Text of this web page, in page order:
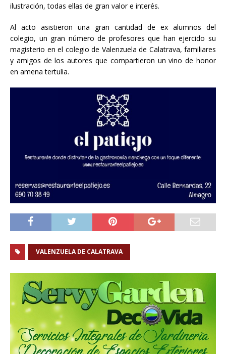
ilustración, todas ellas de gran valor e interés.
Al acto asistieron una gran cantidad de ex alumnos del
colegio, un gran número de profesores que han ejercido su
magisterio en el colegio de Valenzuela de Calatrava, familiares
y amigos de los autores que compartieron un vino de honor
en amena tertulia.
VALENZUELA DE CALATRAVA